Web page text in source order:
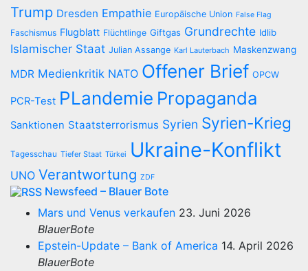
Trump Dresden Empathie Europäische Union False Flag
Faschismus Flugblatt Flüchtlinge Giftgas Grundrechte Idlib
Islamischer Staat Julian Assange Karl Lauterbach Maskenzwang
MDR Medienkritik NATO Offener Brief OPCW
PCR-Test PLandemie Propaganda
Sanktionen Staatsterrorismus Syrien Syrien-Krieg
Tagesschau Tiefer Staat Türkei Ukraine-Konflikt
UNO Verantwortung ZDF
Newsfeed – Blauer Bote
Mars und Venus verkaufen 23. Juni 2026
BlauerBote
Epstein-Update – Bank of America 14. April 2026
BlauerBote